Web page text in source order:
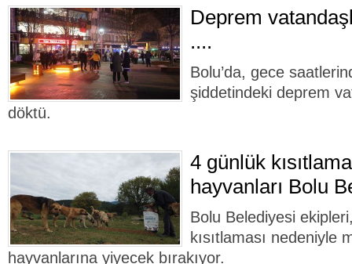
Deprem
....
Bolu’da, gece
şiddetindeki deprem
döktü.
4 günlük
hayvanları Bolu
Bolu Belediyesi
kısıtlaması nedeniyle
hayvanlarına yiyecek bırakıyor.